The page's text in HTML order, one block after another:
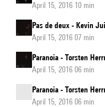
April 15, 2016 10 min
Pas de deux - Kevin
April 15, 2016 07 min
Paranoia - Torsten
April 15, 2016 06 min
Paranoia - Torsten
April 15, 2016 06 min